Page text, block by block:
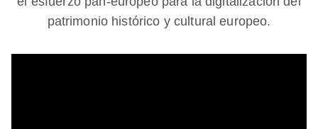
patrimonio histórico y cultural europeo.